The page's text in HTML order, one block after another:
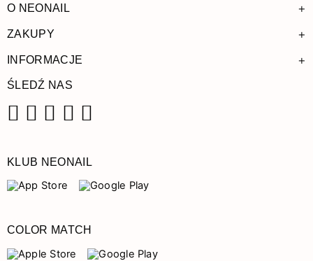
O NEONAIL +
ZAKUPY +
INFORMACJE +
ŚLEDŹ NAS
KLUB NEONAIL
COLOR MATCH